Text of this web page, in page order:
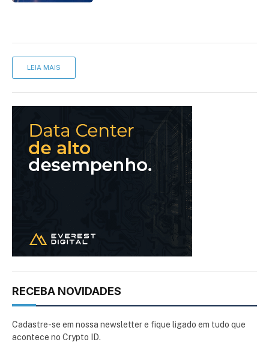
LEIA MAIS
RECEBA NOVIDADES
Cadastre-se em nossa newsletter e fique ligado em tudo que
acontece no Crypto ID.